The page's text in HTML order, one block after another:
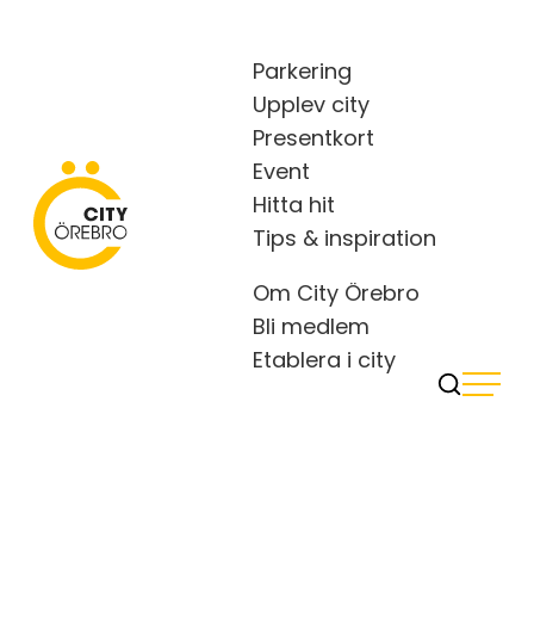
City Örebro
Parkering
Upplev city
Presentkort
Event
Hitta hit
Tips & inspiration
Om City Örebro
Bli medlem
Etablera i city